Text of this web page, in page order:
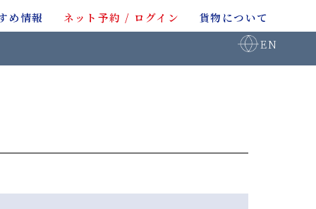
め情報 ネット予約 / ログイン
貨物について
EN